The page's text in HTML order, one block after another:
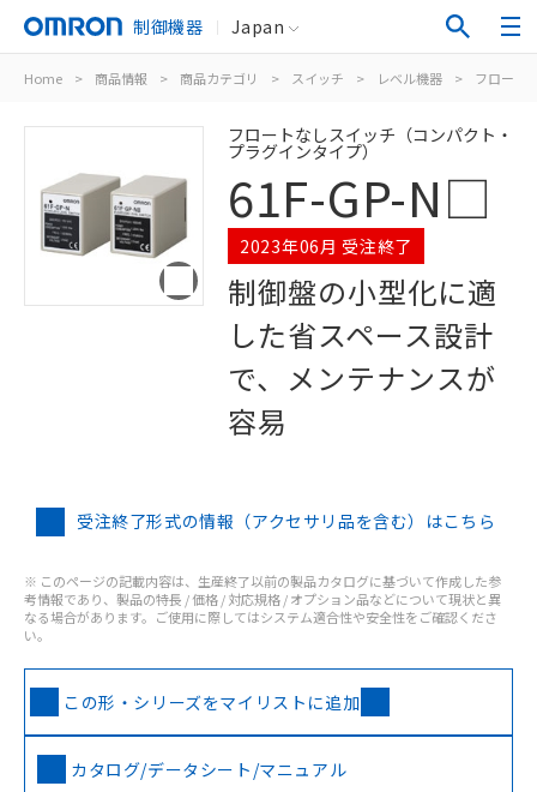
制御機器 Japan
Home > 商品情報 > 商品カテゴリ > スイッチ > レベル機器 > フロート
フロートなしスイッチ（コンパクト・
プラグインタイプ）
61F-GP-N□
2023年06月 受注終了
制御盤の小型化に適
した省スペース設計
で、メンテナンスが
容易
受注終了形式の情報（アクセサリ品を含む）はこちら
※ このページの記載内容は、生産終了以前の製品カタログに基づいて作成した参
考情報であり、製品の特長 / 価格 / 対応規格 / オプション品などについて現状と異
なる場合があります。ご使用に際してはシステム適合性や安全性をご確認くださ
い。
この形・シリーズをマイリストに追加
カタログ/データシート/マニュアル